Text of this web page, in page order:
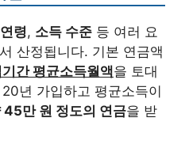
연령, 소득 수준 등 여러 요
산정됩니다. 기본 연금액
간 평균소득월액을 토대
년 가입하고 평균소득이
45만 원 정도의 연금을 받